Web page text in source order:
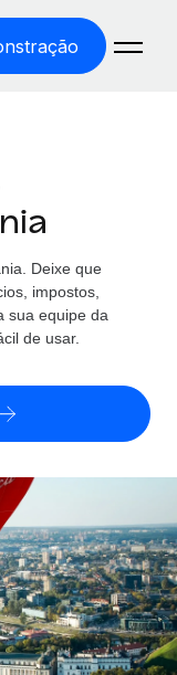
e
por país
de forma
Deixe que
impostos,
sua equipe da
de usar.